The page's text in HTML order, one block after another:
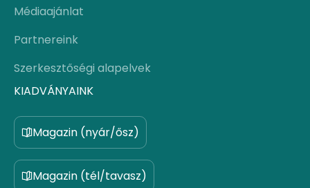
Médiaajánlat
Partnereink
Szerkesztőségi alapelvek
KIADVÁNYAINK
Magazin (nyár/ősz)
Magazin (tél/tavasz)